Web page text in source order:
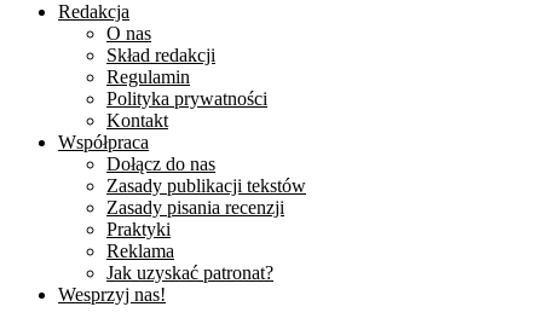
Redakcja
O nas
Skład redakcji
Regulamin
Polityka prywatności
Kontakt
Współpraca
Dołącz do nas
Zasady publikacji tekstów
Zasady pisania recenzji
Praktyki
Reklama
Jak uzyskać patronat?
Wesprzyj nas!